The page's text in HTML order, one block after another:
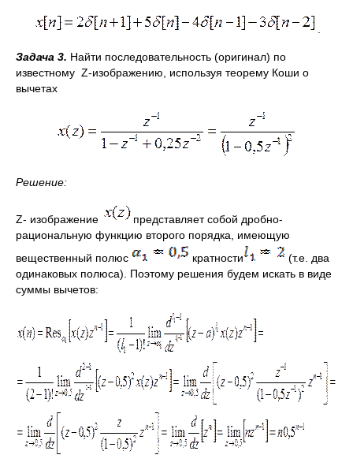
Задача 3. Найти последовательность (оригинал) по
известному Z-изображению, используя теорему Коши о
вычетах
Решение:
Z- изображение
представляет собой дробно-
рациональную функцию второго порядка, имеющую
вещественный полюс
кратности
(т.е. два
одинаковых полюса). Поэтому решения будем искать в виде
суммы вычетов: